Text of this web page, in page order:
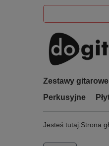
Zestawy gitarowe
Perkusyjne
Jesteś tutaj:Strona